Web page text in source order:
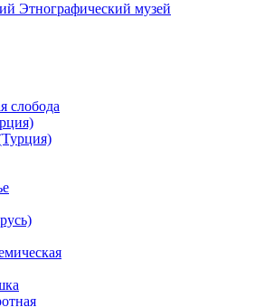
Этнографический музей
слобода